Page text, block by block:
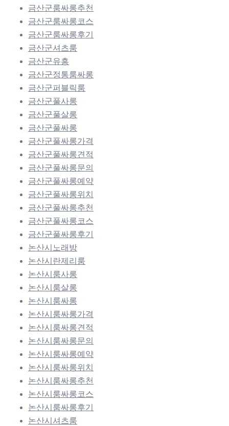
금산군룸싸롱추천
금산군룸싸롱코스
금산군룸싸롱후기
금산군셔츠룸
금산군유흥
금산군정통룸싸롱
금산군퍼블릭룸
금산군풀사롱
금산군풀살롱
금산군풀싸롱
금산군풀싸롱가격
금산군풀싸롱견적
금산군풀싸롱문의
금산군풀싸롱예약
금산군풀싸롱위치
금산군풀싸롱추천
금산군풀싸롱코스
금산군풀싸롱후기
논산시노래방
논산시란제리룸
논산시룸사롱
논산시룸살롱
논산시룸싸롱
논산시룸싸롱가격
논산시룸싸롱견적
논산시룸싸롱문의
논산시룸싸롱예약
논산시룸싸롱위치
논산시룸싸롱추천
논산시룸싸롱코스
논산시룸싸롱후기
논산시셔츠룸